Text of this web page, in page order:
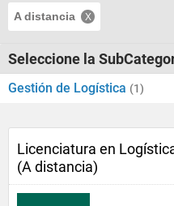
A distancia
Seleccione la
Gestión de Logística (1)
Licenciatura en
(A distancia)